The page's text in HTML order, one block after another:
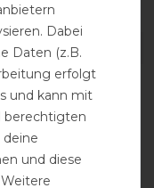
dich auch
Dabei
Daten (z.B.
erfolgt
und kann mit
berechtigten
deine
und diese